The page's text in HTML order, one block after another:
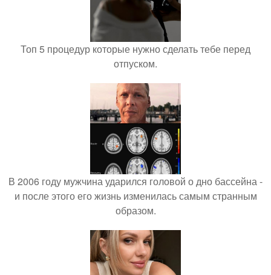
Топ 5 процедур которые нужно сделать тебе перед
отпуском.
В 2006 году мужчина ударился головой о дно бассейна -
и после этого его жизнь изменилась самым странным
образом.